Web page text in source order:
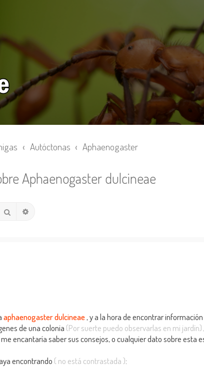
Autóctonas Aphaenogaster
Aphaenogaster dulcineae
Buscar
aphaenogaster dulcineae, y a la hora de encontrar
de una colonia (Por suerte puedo observarlas en mi jardín)
encantaría saber sus consejos, o cualquier dato sobre esta
encontrando ( no está contrastada ):